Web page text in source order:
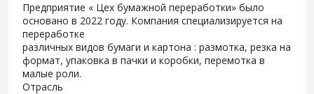
Предприятие « Цех бумажной переработки» было
основано в 2022 году. Компания специализируется на
переработке
различных видов бумаги и картона : размотка, резка на
формат, упаковка в пачки и коробки, перемотка в
малые роли.
Отрасль